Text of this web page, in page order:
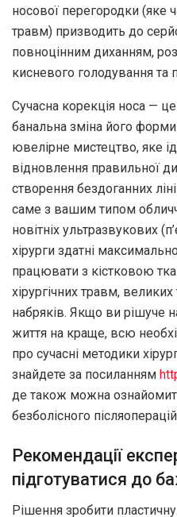
носової перегородки (яке
травм) призводить до
повноцінним диханням,
кисневого голодування та
Сучасна корекція носа —
банальна зміна його
ювелірне мистецтво, яке
відновлення правильної
створення бездоганних
саме з вашим типом
новітніх ультразвукових
хірурги здатні
працювати з кістковою
хірургічних травм,
набряків. Якщо ви рішуче
життя на краще, всю
про сучасні методики
знайдете за посиланням
де також можна
безболісного
Рекомендації
підготуватися до
Рішення зробити